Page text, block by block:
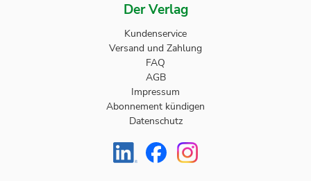
Der Verlag
Kundenservice
Versand und Zahlung
FAQ
AGB
Impressum
Abonnement kündigen
Datenschutz